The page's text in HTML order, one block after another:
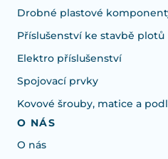
Drobné plastové
Příslušenství ke stavbě plotů
Elektro příslušenství
Spojovací prvky
Kovové šrouby, matice a
O NÁS
O nás